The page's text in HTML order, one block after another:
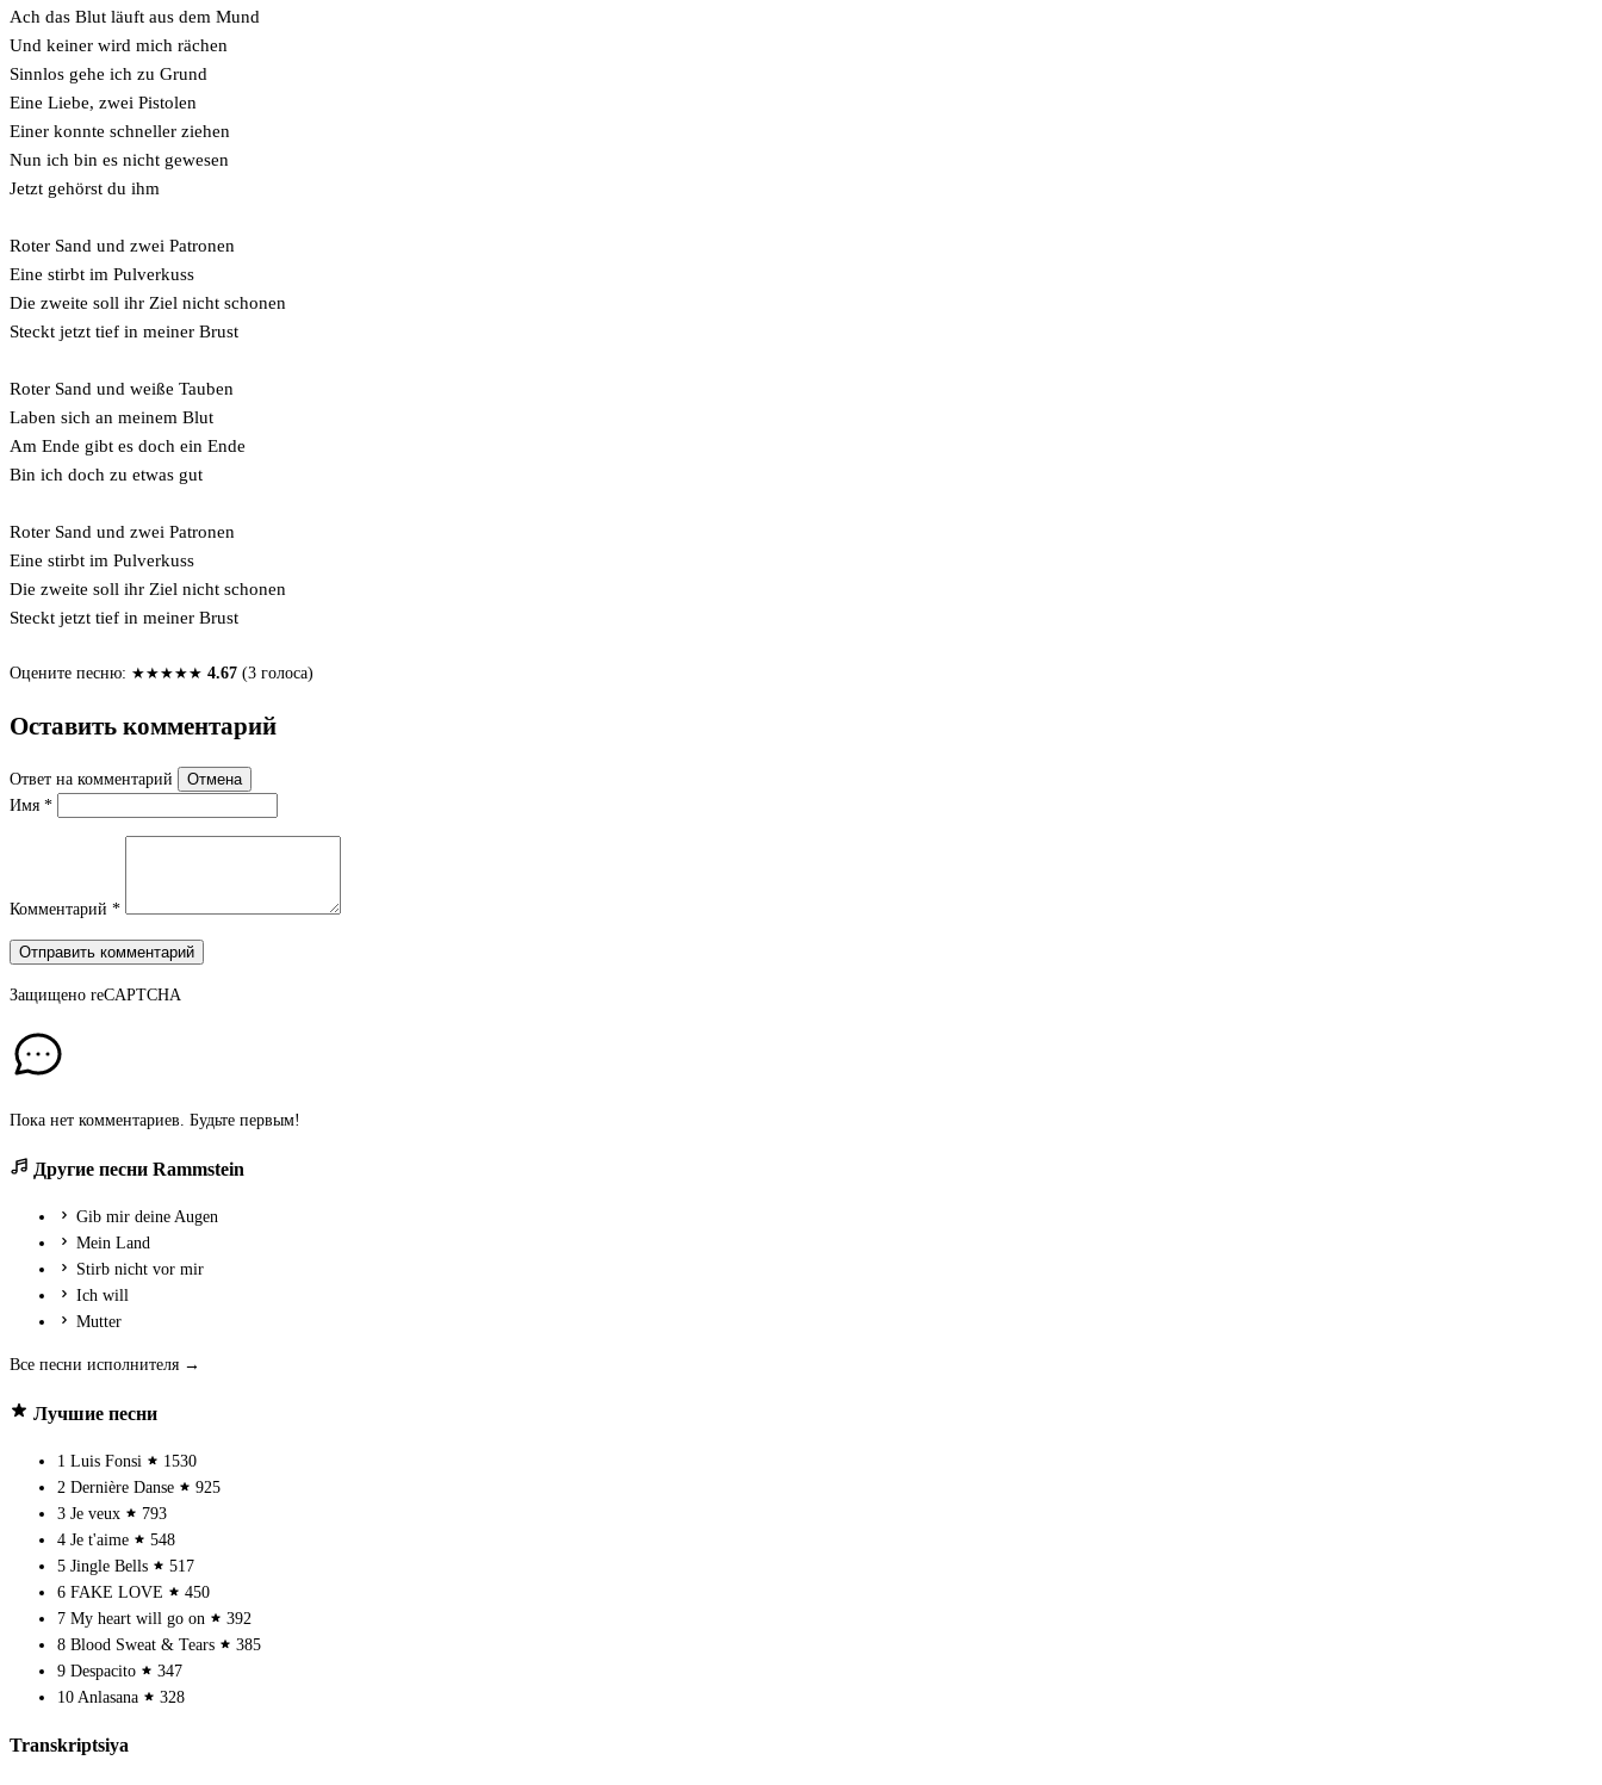
Ach das Blut läuft aus dem Mund
Und keiner wird mich rächen
Sinnlos gehe ich zu Grund
Eine Liebe, zwei Pistolen
Einer konnte schneller ziehen
Nun ich bin es nicht gewesen
Jetzt gehörst du ihm
Roter Sand und zwei Patronen
Eine stirbt im Pulverkuss
Die zweite soll ihr Ziel nicht schonen
Steckt jetzt tief in meiner Brust
Roter Sand und weiße Tauben
Laben sich an meinem Blut
Am Ende gibt es doch ein Ende
Bin ich doch zu etwas gut
Roter Sand und zwei Patronen
Eine stirbt im Pulverkuss
Die zweite soll ihr Ziel nicht schonen
Steckt jetzt tief in meiner Brust
Оцените песню: ★★★★★ 4.67 (3 голоса)
Оставить комментарий
Ответ на комментарий
Отмена
Имя *
Комментарий *
Отправить комментарий
Защищено reCAPTCHA
Пока нет комментариев. Будьте первым!
Другие песни Rammstein
Gib mir deine Augen
Mein Land
Stirb nicht vor mir
Ich will
Mutter
Все песни исполнителя →
Лучшие песни
1 Luis Fonsi
1530
2 Dernière Danse
925
3 Je veux
793
4 Je t'aime
548
5 Jingle Bells
517
6 FAKE LOVE
450
7 My heart will go on
392
8 Blood Sweat & Tears
385
9 Despacito
347
10 Anlasana 328
Transkriptsiya